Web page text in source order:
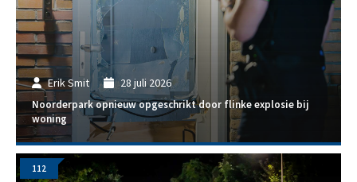
Erik Smit 28 juli 2026
Noorderpark opnieuw opgeschrikt door flinke explosie bij
woning
112